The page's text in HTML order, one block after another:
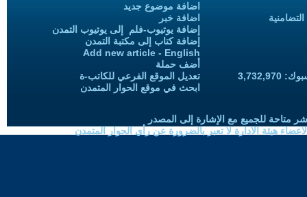
اضافة موضوع جديد
اضافة خبر
إضافة يوتيوب-فلم إلى يوتيوب التمدن
إضافة كتاب إلى مكتبة التمدن
Add new article - English
أضف حملة
تعديل الموقع الفرعي للكاتب-ة
ابحث في موقع الحوار المتمدن
متاحة للجميع مع الإشارة إلى المصدر
هيئة الادارة لا تعبر بالضرورة عن رأي الحوار المتمدن